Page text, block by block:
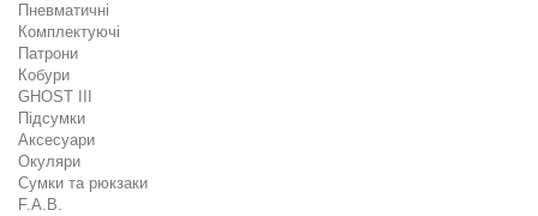
Пневматичні
Комплектуючі
Патрони
Кобури
GHOST III
Підсумки
Аксесуари
Окуляри
Сумки та рюкзаки
F.A.B.